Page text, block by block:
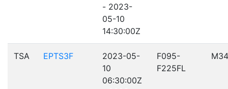
- 2023-
05-10
14:30:00Z
TSA EPTS3F
2023-05-
10
06:30:00Z
F095-
F225FL